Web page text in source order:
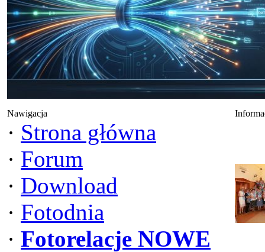
Nawigacja
· Strona główna
· Forum
· Download
· Fotodnia
· Fotorelacje NOWE